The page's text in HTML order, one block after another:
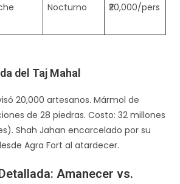
Nocturno
₹20,000/pers
del Taj Mahal
20,000 artesanos. Mármol de
de 28 piedras. Costo: 32 millones
Shah Jahan encarcelado por su
Agra Fort al atardecer.​
Amanecer vs.